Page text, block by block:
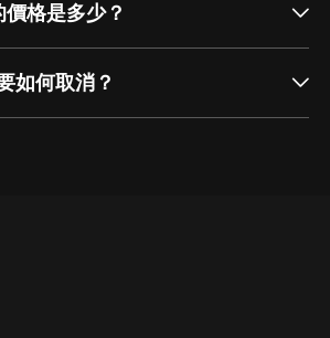
格是多少？
如何取消？